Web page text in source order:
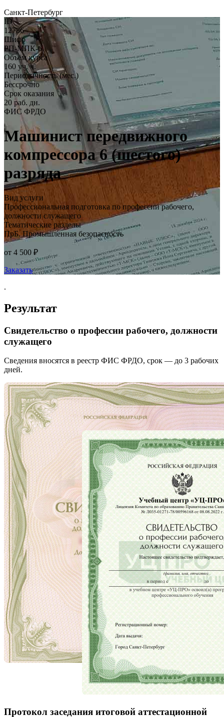
Санкт-Петербург
ID
12786
Шифр
РП-МПК-6
Объём курса
160 уч. ч.
Периодичность (мес.)
Бессрочно
Срок оказания
20 раб. дн.
ФИС ФРДО
Машинист передвижного
компрессора 6 (шестого)
разряда
Вид услуги
Профессиональная подготовка по профессии рабочего,
должности служащего
Тематические разделы
ПрБ. Промышленная безопасность
от 4 500 ₽
Заказать
.
Результат
Свидетельство о профессии рабочего, должности
служащего
Сведения вносятся в реестр ФИС ФРДО, срок — до 3 рабочих
дней.
Протокол заседания итоговой аттестационной